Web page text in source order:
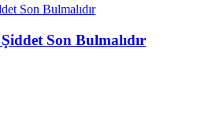
Son Bulmalıdır